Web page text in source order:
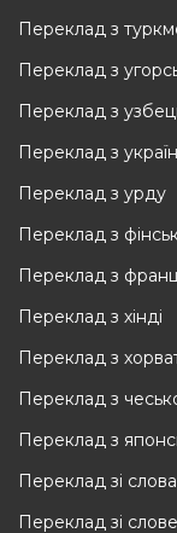
Переклад з
Переклад з
Переклад з
Переклад з
Переклад з урду
Переклад з
Переклад з
Переклад з хінді
Переклад з
Переклад з
Переклад з
Переклад зі
Переклад зі